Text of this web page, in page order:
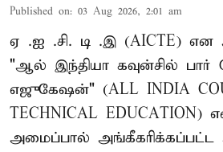
Published on: 03 Aug 2026, 2:01 am
ஏ .ஐ .சி. டி .இ (AICTE)
"ஆல் இந்தியா கவுன்சில் பார்
எஜுகேஷன்" (ALL INDIA
TECHNICAL EDUCATION)
அமைப்பால்